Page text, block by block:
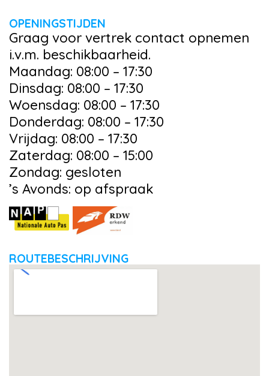
OPENINGSTIJDEN
Graag voor vertrek contact opnemen
i.v.m. beschikbaarheid.
Maandag: 08:00 – 17:30
Dinsdag: 08:00 – 17:30
Woensdag: 08:00 – 17:30
Donderdag: 08:00 – 17:30
Vrijdag: 08:00 – 17:30
Zaterdag: 08:00 – 15:00
Zondag: gesloten
’s Avonds: op afspraak
ROUTEBESCHRIJVING